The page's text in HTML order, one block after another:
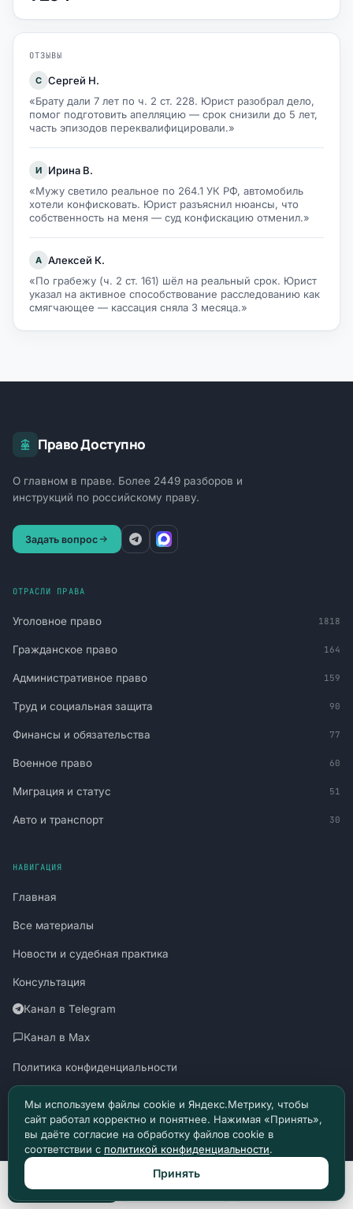
ОТЗЫВЫ
С Сергей Н.
«Брату дали 7 лет по ч. 2 ст. 228. Юрист разобрал дело,
помог подготовить апелляцию — срок снизили до 5 лет,
часть эпизодов переквалифицировали.»
И
Ирина В.
«Мужу светило реальное по 264.1 УК РФ, автомобиль
хотели конфисковать. Юрист разъяснил нюансы, что
собственность на меня — суд конфискацию отменил.»
А Алексей К.
«По грабежу (ч. 2 ст. 161) шёл на реальный срок. Юрист
указал на активное способствование расследованию как
смягчающее — кассация сняла 3 месяца.»
Право Доступно
О главном в праве. Более 2449 разборов и
инструкций по российскому праву.
Задать вопрос
ОТРАСЛИ ПРАВА
Уголовное право 1818
Гражданское право 164
Административное право 159
Труд и социальная защита 90
Финансы и обязательства 77
Военное право 60
Миграция и статус 51
Авто и транспорт 30
НАВИГАЦИЯ
Главная
Все материалы
Новости и судебная практика
Консультация
Канал в Telegram
Канал в Max
Политика конфиденциальности
Материалы сайта носят информационный характер и не являются
юридической консультацией. © 2026 Право Доступно.
SUDZAKON.RU
Мы используем файлы cookie и Яндекс.Метрику, чтобы
сайт работал корректно и понятнее. Нажимая «Принять»,
вы даёте согласие на обработку файлов cookie в
соответствии с политикой конфиденциальности.
Принять